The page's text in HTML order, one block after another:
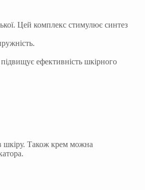
Цей комплекс стимулює синтез
ефективність шкірного
шкіру. Також крем можна